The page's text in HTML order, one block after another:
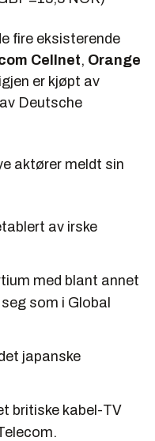
fire eksisterende
Cellnet, Orange
er kjøpt av
Deutsche
aktører meldt sin
av irske
med blant annet
som i Global
japanske
britiske kabel-TV